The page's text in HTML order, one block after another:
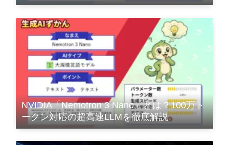
NVIDIA「Nemotron 3 Nano」とは？100万ト
ークン対応の超高速LLMを徹底解説